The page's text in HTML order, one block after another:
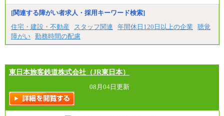
[関連する障がい者求人・採用キーワード検索]
住宅・建設・不動産
スタッフ関連 年間休日120日以上の企業
聴覚
障がい 勤務時間の配慮
東日本旅客鉄道株式会社（JR東日本）
08月04日更新